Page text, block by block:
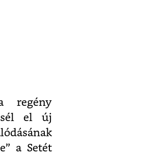
regény
el új
a Setét